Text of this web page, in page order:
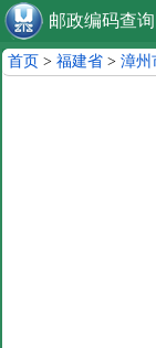
邮政编码查询
首页 >福建省 >漳州